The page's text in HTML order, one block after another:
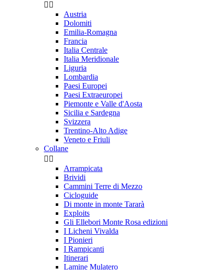
 
Austria
Dolomiti
Emilia-Romagna
Francia
Italia Centrale
Italia Meridionale
Liguria
Lombardia
Paesi Europei
Paesi Extraeuropei
Piemonte e Valle d'Aosta
Sicilia e Sardegna
Svizzera
Trentino-Alto Adige
Veneto e Friuli
Collane
 
Arrampicata
Brividi
Cammini Terre di Mezzo
Cicloguide
Di monte in monte Tararà
Exploits
Gli Ellebori Monte Rosa edizioni
I Licheni Vivalda
I Pionieri
I Rampicanti
Itinerari
Lamine Mulatero